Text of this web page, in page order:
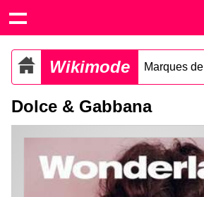
Wikimode Marques
Dolce & Gabbana